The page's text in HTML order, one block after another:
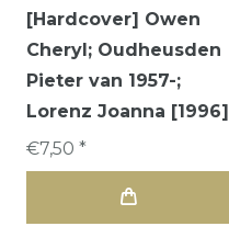
[Hardcover] Owen
Cheryl; Oudheusden
Pieter van 1957-;
Lorenz Joanna [1996]
€7,50 *